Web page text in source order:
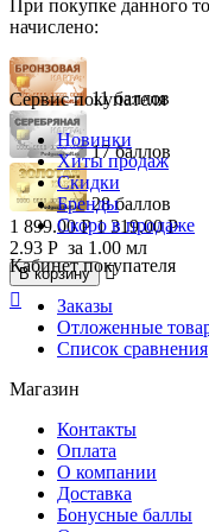
При покупке данного
начислено:
11 баллов
17 баллов
28 баллов
1 899.00 Р 1 319.00 Р
2.93 Р за 1.00 мл
В корзину


Сервис покупателя
Новинки
Хиты продаж
Скидки
Бренды
Скоро в продаже
Кабинет покупателя
Заказы
Отложенные
Список сравнения
Магазин
Контакты
Оплата
О компании
Доставка
Бонусные баллы